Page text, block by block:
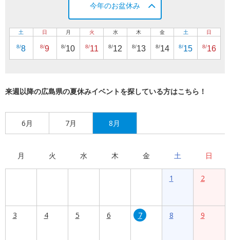
今年のお盆休み
土
8/8
日
8/9
月
8/10
火
8/11
水
8/12
木
8/13
金
8/14
土
8/15
日
8/16
来週以降の広島県の夏休みイベントを探している方はこちら！
6月 7月 8月
月 火 水 木 金 土 日
1 2
3 4 5 6 7 8 9